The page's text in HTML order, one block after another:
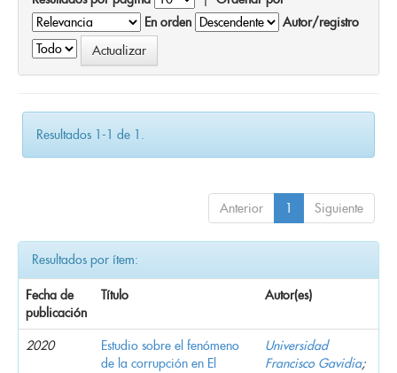
En orden
Autor/registro
Resultados 1-1 de 1.
Anterior 1 Siguiente
Resultados por ítem:
Fecha de
publicación
Título Autor(es)
2020
Estudio sobre el fenómeno
de la corrupción en El
Universidad
Francisco Gavidia;